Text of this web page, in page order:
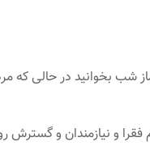
شب بخوانید در حالی که
و نیازمندان و گسترش